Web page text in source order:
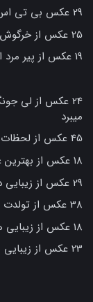
29 عکس بی تی اس والپیپر برای قلب های عاشق
25 عکس از خرگوش کارتونی ساده و دوست‌داشتنی
19 عکس از پیر مرد ایرانی با داستان های زندگی شگفت انگیز
24 عکس از لی
میبرد
45 عکس از لحظات خنده دار بی تی اس با جملات دلنشین
18 عکس از بهترین عکس نوشته های تبریک تولد به خواهرم
29 عکس از زیبایی دعای توسل در قاب تصویر
38 عکس از تولدت مبارک ریحانه جان به یادماندنی
18 عکس از زیبایی های جدید کیم تهیونگ برای طرفدارانش
23 عکس از زیبایی های هر ماه در طبیعت